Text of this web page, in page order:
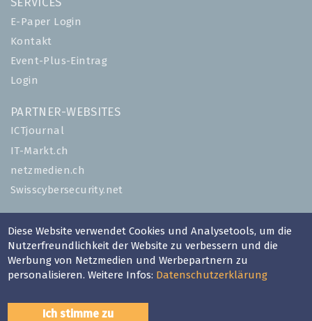
SERVICES
E-Paper Login
Kontakt
Event-Plus-Eintrag
Login
PARTNER-WEBSITES
ICTjournal
IT-Markt.ch
netzmedien.ch
Swisscybersecurity.net
Impressum
AGB
Nutzungsbestimmungen
Diese Website verwendet Cookies und Analysetools, um die
Nutzerfreundlichkeit der Website zu verbessern und die
Werbung von Netzmedien und Werbepartnern zu
personalisieren. Weitere Infos: Datenschutzerklärung
Ich stimme zu